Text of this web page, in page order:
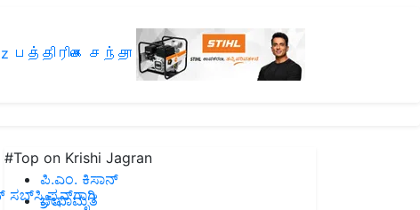
பத்திரிகை சந்தா
#Top on Krishi Jagran
ಪಿ.ಎಂ. ಕಿಸಾನ್
ಜೀವಾಮೃತ